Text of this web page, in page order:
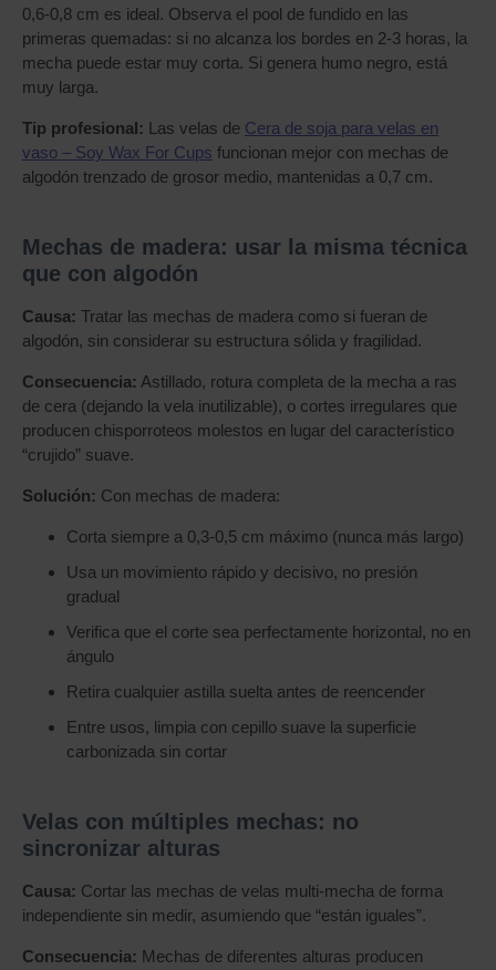
0,6-0,8 cm es ideal. Observa el pool de fundido en las
primeras quemadas: si no alcanza los bordes en 2-3 horas, la
mecha puede estar muy corta. Si genera humo negro, está
muy larga.
Tip profesional: Las velas de Cera de soja para velas en
vaso – Soy Wax For Cups funcionan mejor con mechas de
algodón trenzado de grosor medio, mantenidas a 0,7 cm.
Mechas de madera: usar la misma técnica
que con algodón
Causa: Tratar las mechas de madera como si fueran de
algodón, sin considerar su estructura sólida y fragilidad.
Consecuencia: Astillado, rotura completa de la mecha a ras
de cera (dejando la vela inutilizable), o cortes irregulares que
producen chisporroteos molestos en lugar del característico
“crujido” suave.
Solución: Con mechas de madera:
Corta siempre a 0,3-0,5 cm máximo (nunca más largo)
Usa un movimiento rápido y decisivo, no presión
gradual
Verifica que el corte sea perfectamente horizontal, no en
ángulo
Retira cualquier astilla suelta antes de reencender
Entre usos, limpia con cepillo suave la superficie
carbonizada sin cortar
Velas con múltiples mechas: no
sincronizar alturas
Causa: Cortar las mechas de velas multi-mecha de forma
independiente sin medir, asumiendo que “están iguales”.
Consecuencia: Mechas de diferentes alturas producen